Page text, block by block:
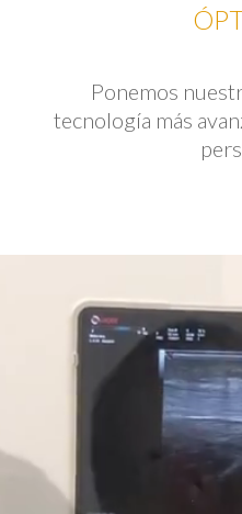
Ponemos
tecnología más